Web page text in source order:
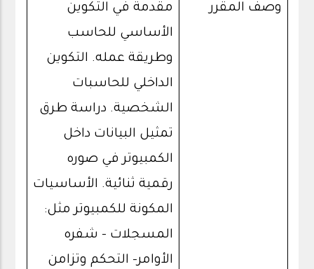
وصف المقرر
مقدمة في التكوين
الأساسي للحاسب
وطريقة عمله. التكوين
الداخلي للحاسبات
الشخصية. دراسة طرق
تمثيل البيانات داخل
الكمبيوتر في صوره
رقمية ثنائية. الأساسيات
المكونة للكمبيوتر مثل:
المسجلات – شفره
الأوامر- التحكم وتزامن